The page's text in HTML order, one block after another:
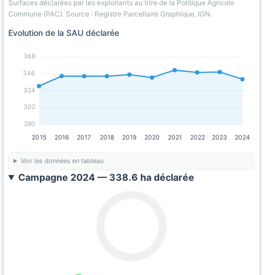
Surfaces déclarées par les exploitants au titre de la Politique Agricole
Commune (PAC). Source : Registre Parcellaire Graphique, IGN.
Evolution de la SAU déclarée
280
302
324
346
368
2015 2016 2017 2018 2019 2020 2021 2022 2023 2024
Voir les données en tableau
Campagne 2024 — 338.6 ha déclarée